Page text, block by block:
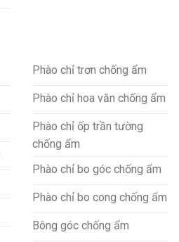
Phào chỉ trơn chống ẩm
Phào chỉ hoa văn chống ẩm
Phào chỉ ốp trần tường
chống ẩm
Phào chỉ bo góc chống ẩm
Phào chỉ bo cong chống ẩm
Bông góc chống ẩm